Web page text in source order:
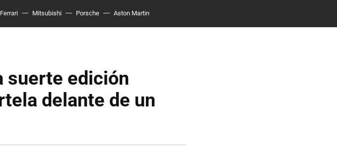
Ferrari Mitsubishi Porsche Aston Martin
suerte edición
delante de un